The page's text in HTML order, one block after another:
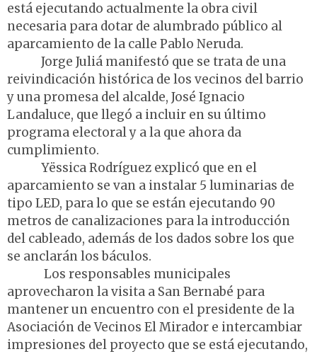
está ejecutando actualmente la obra civil
necesaria para dotar de alumbrado público al
aparcamiento de la calle Pablo Neruda.
Jorge Juliá manifestó que se trata de una
reivindicación histórica de los vecinos del barrio
y una promesa del alcalde, José Ignacio
Landaluce, que llegó a incluir en su último
programa electoral y a la que ahora da
cumplimiento.
Yëssica Rodríguez explicó que en el
aparcamiento se van a instalar 5 luminarias de
tipo LED, para lo que se están ejecutando 90
metros de canalizaciones para la introducción
del cableado, además de los dados sobre los que
se anclarán los báculos.
Los responsables municipales
aprovecharon la visita a San Bernabé para
mantener un encuentro con el presidente de la
Asociación de Vecinos El Mirador e intercambiar
impresiones del proyecto que se está ejecutando,